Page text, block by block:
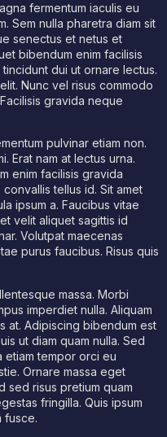
fermentum iaculis eu
Sem nulla pharetra diam sit
senectus et netus et
bibendum enim facilisis
dui ut ornare lectus.
Nunc vel risus commodo
gravida neque
pulvinar etiam non.
Erat nam at lectus urna.
enim facilisis gravida
tellus id. Sit amet
ipsum a. Faucibus vitae
velit aliquet sagittis id
Volutpat maecenas
purus faucibus. Risus quis
massa. Morbi
imperdiet nulla. Aliquam
at. Adipiscing bibendum est
ut diam quam nulla. Sed
etiam tempor orci eu
Ornare massa eget
sed risus pretium quam
fringilla. Quis ipsum
fusce.